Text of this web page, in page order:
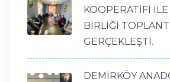
KOOPERATİFİ
BİRLİĞİ
GERÇEKLEŞTİ.
DEMİRKÖY